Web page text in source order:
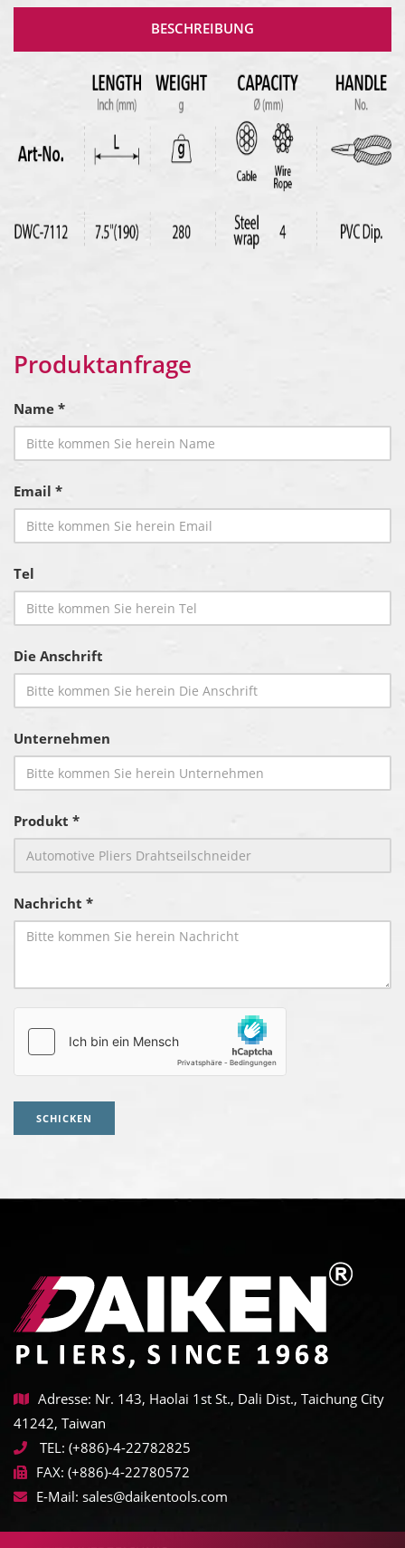
BESCHREIBUNG
Produktanfrage
Name *
Email *
Tel
Die Anschrift
Unternehmen
Produkt *
Nachricht *
SCHICKEN
Adresse: Nr. 143, Haolai 1st St., Dali Dist., Taichung City
41242, Taiwan
TEL: (+886)-4-22782825
FAX: (+886)-4-22780572
E-Mail: sales@daikentools.com